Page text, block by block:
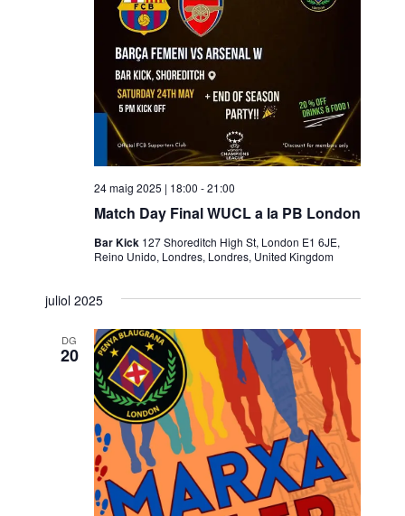
Match Day Final WUCL a la PB London
24 maig 2025 | 18:00 -21:00
Bar Kick 127 Shoreditch High St, London E1 6JE,
Reino Unido, Londres, Londres, United Kingdom
juliol 2025
DG
20